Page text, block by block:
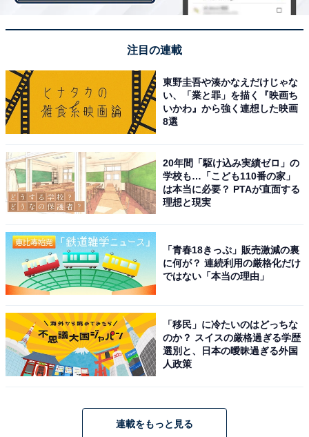
グッズをご用意しています🙌​
オリジナルグッズは、コラボ第1弾と第2弾でデザイ
ンが変わるものも♪​
コラボは7月14日から！​
詳細はスレッドをご確認ください👇​ #丸亀製麺
pic.twitter.com/7Q931tD5fG
— 丸亀製麺【公式】 (@UdonMarugame)
July 7, 2026
「感動体験」で外食を変える 丸亀製麺を成功させたトリ
ドールの挑戦
注目の連載
東野圭吾や湊かなえだけじゃな
い、「業と罪」を描く『映画ち
いかわ』から強く連想した映画
8選
20年間「駆け込み実績ゼロ」の
学校も…「こども110番の家」
は本当に必要？ PTAが直面する
理想と現実
「青春18きっぷ」販売激減の裏
に何が？ 連続利用の厳格化だけ
ではない「本当の理由」
「移民」に冷たいのはどっちな
のか？ スイスの厳格過ぎる学歴
選別と、日本の曖昧過ぎる外国
人政策
連載をもっと見る